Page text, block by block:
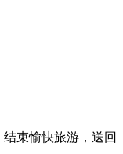
结束愉快旅游，送回